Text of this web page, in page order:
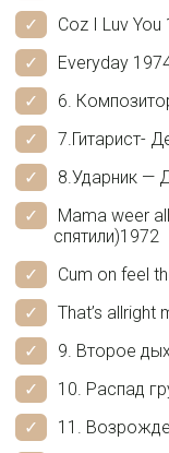
Coz I Luv You
Everyday
6.
7.Гитарист-
8.Ударник —
Mama weer
спятили)1972
Cum on feel
That’s allright
9. Второе
10. Распад
11.